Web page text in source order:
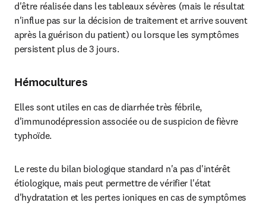
d'être réalisée dans les tableaux sévères (mais le résultat
n'influe pas sur la décision de traitement et arrive souvent
après la guérison du patient) ou lorsque les symptômes
persistent plus de 3 jours.
Hémocultures
Elles sont utiles en cas de diarrhée très fébrile,
d'immunodépression associée ou de suspicion de fièvre
typhoïde.
Le reste du bilan biologique standard n'a pas d'intérêt
étiologique, mais peut permettre de vérifier l'état
d'hydratation et les pertes ioniques en cas de symptômes